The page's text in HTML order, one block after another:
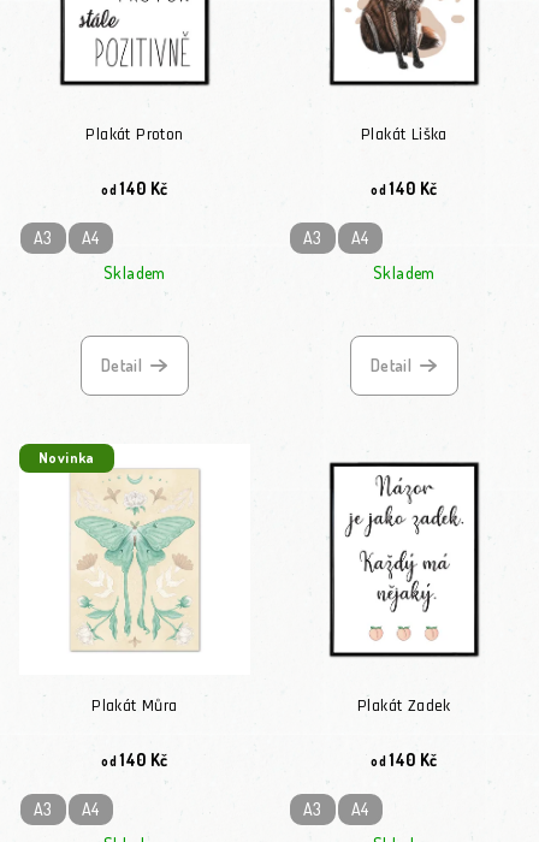
Plakát Proton
od140 Kč
A3
A4
Skladem
Detail
Plakát Liška
od140 Kč
A3
A4
Skladem
Detail
Novinka
Plakát Můra
od140 Kč
A3
A4
Plakát Zadek
od140 Kč
A3
A4